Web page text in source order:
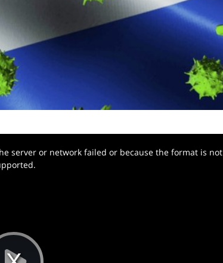
server or network failed or because the format is not